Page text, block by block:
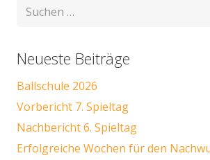
Suchen
Neueste Beiträge
Ballschule 2026
Vorbericht 7. Spieltag
Nachbericht 6. Spieltag
Erfolgreiche Wochen für den